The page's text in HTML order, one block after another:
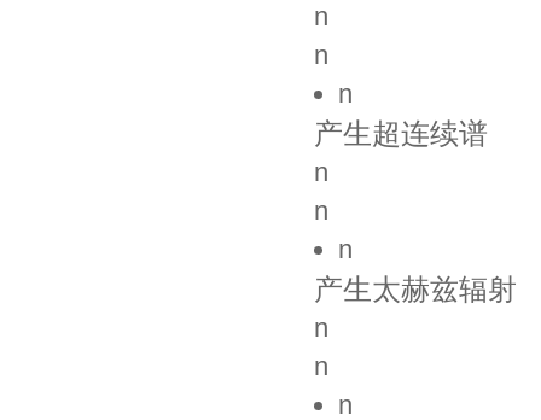
n
n
n
产生超连续谱
n
n
n
产生太赫兹辐射
n
n
n